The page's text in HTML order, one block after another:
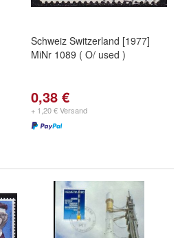
Schweiz Switzerland [1977]
MiNr 1089 ( O/ used )
0,38 €
+ 1,20 € Versand